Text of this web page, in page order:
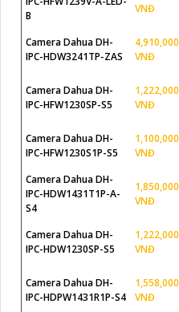
B
VNĐ
Camera Dahua DH-
IPC-HDW3241TP-ZAS
4,910,000
VNĐ
Camera Dahua DH-
IPC-HFW1230SP-S5
1,222,000
VNĐ
Camera Dahua DH-
IPC-HFW1230S1P-S5
1,100,000
VNĐ
Camera Dahua DH-
IPC-HDW1431T1P-A-
S4
1,850,000
VNĐ
Camera Dahua DH-
IPC-HDW1230SP-S5
1,222,000
VNĐ
Camera Dahua DH-
IPC-HDPW1431R1P-S4
1,558,000
VNĐ